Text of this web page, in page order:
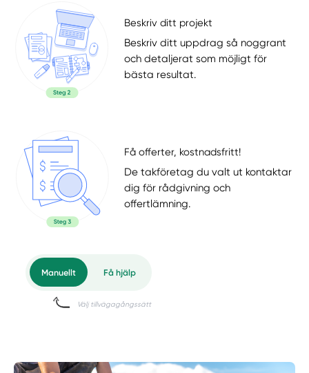
Beskriv ditt projekt
Beskriv ditt uppdrag så noggrant
och detaljerat som möjligt för
bästa resultat.
Få offerter, kostnadsfritt!
De takföretag du valt ut kontaktar
dig för rådgivning och
offertlämning.